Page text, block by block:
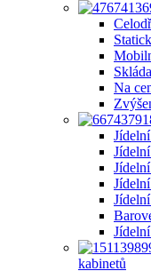
Na
kabinetů